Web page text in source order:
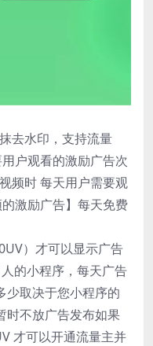
去水印，支持流量
户观看的激励广告次
频时 每天用户需要观
激励广告】每天免费
）才可以显示广告
的小程序，每天广告
少取决于您小程序的
时不放广告发布如果
才可以开通流量主并